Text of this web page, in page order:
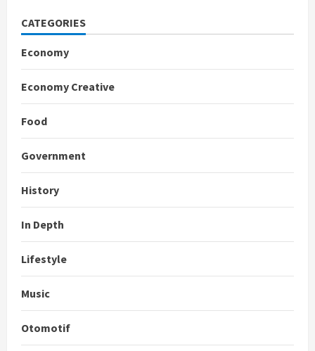
CATEGORIES
Economy
Economy Creative
Food
Government
History
In Depth
Lifestyle
Music
Otomotif